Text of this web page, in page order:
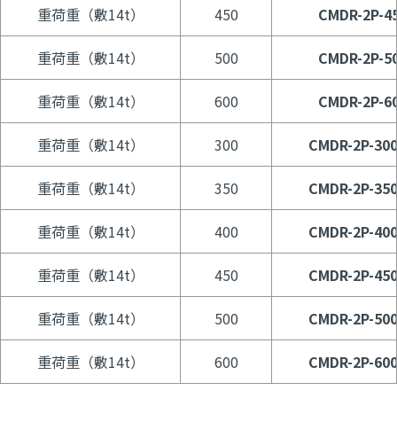
重荷重（敷14t） 450 CMDR-2P-
重荷重（敷14t） 500 CMDR-2P-
重荷重（敷14t） 600 CMDR-2P-
重荷重（敷14t） 300 CMDR-2P-
重荷重（敷14t） 350 CMDR-2P-
重荷重（敷14t） 400 CMDR-2P-
重荷重（敷14t） 450 CMDR-2P-
重荷重（敷14t） 500 CMDR-2P-
重荷重（敷14t） 600 CMDR-2P-